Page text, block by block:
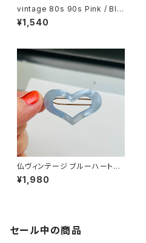
vintage 80s 90s Pink / Blu
e / Black シフォンリボンバレッ
タ
¥1,540
仏ヴィンテージ ブルーハート髪
留め / ヘアピン
¥1,980
セール中の商品